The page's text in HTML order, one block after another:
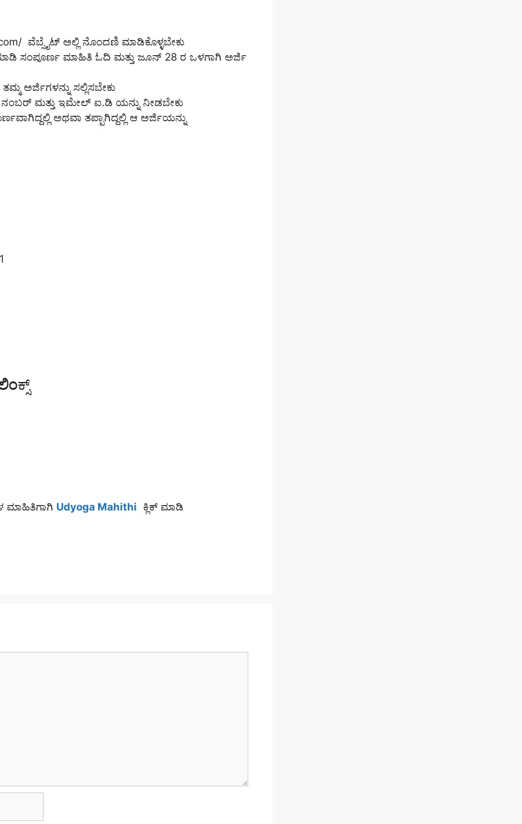
ವೆಬ್ಸೈಟ್ ಅಲ್ಲಿ ನೊಂದಣಿ ಮಾಡಿಕೊಳ್ಳಬೇಕು
ಸಂಪೂರ್ಣ ಮಾಹಿತಿ ಓದಿ ಮತ್ತು ಜೂನ್ 28 ರ ಒಳಗಾಗಿ ಅರ್ಜಿ
ಅರ್ಜಿಗಳನ್ನು ಸಲ್ಲಿಸಬೇಕು
ಮತ್ತು ಇಮೇಲ್ ಐ.ಡಿ ಯನ್ನು ನೀಡಬೇಕು
ಅಥವಾ ತಪ್ಪಾಗಿದ್ದಲ್ಲಿ ಆ ಅರ್ಜಿಯನ್ನು
ಕ್ಸ್
ಮಾಹಿತಿಗಾಗಿ Udyoga Mahithi ಕ್ಲಿಕ್ ಮಾಡಿ